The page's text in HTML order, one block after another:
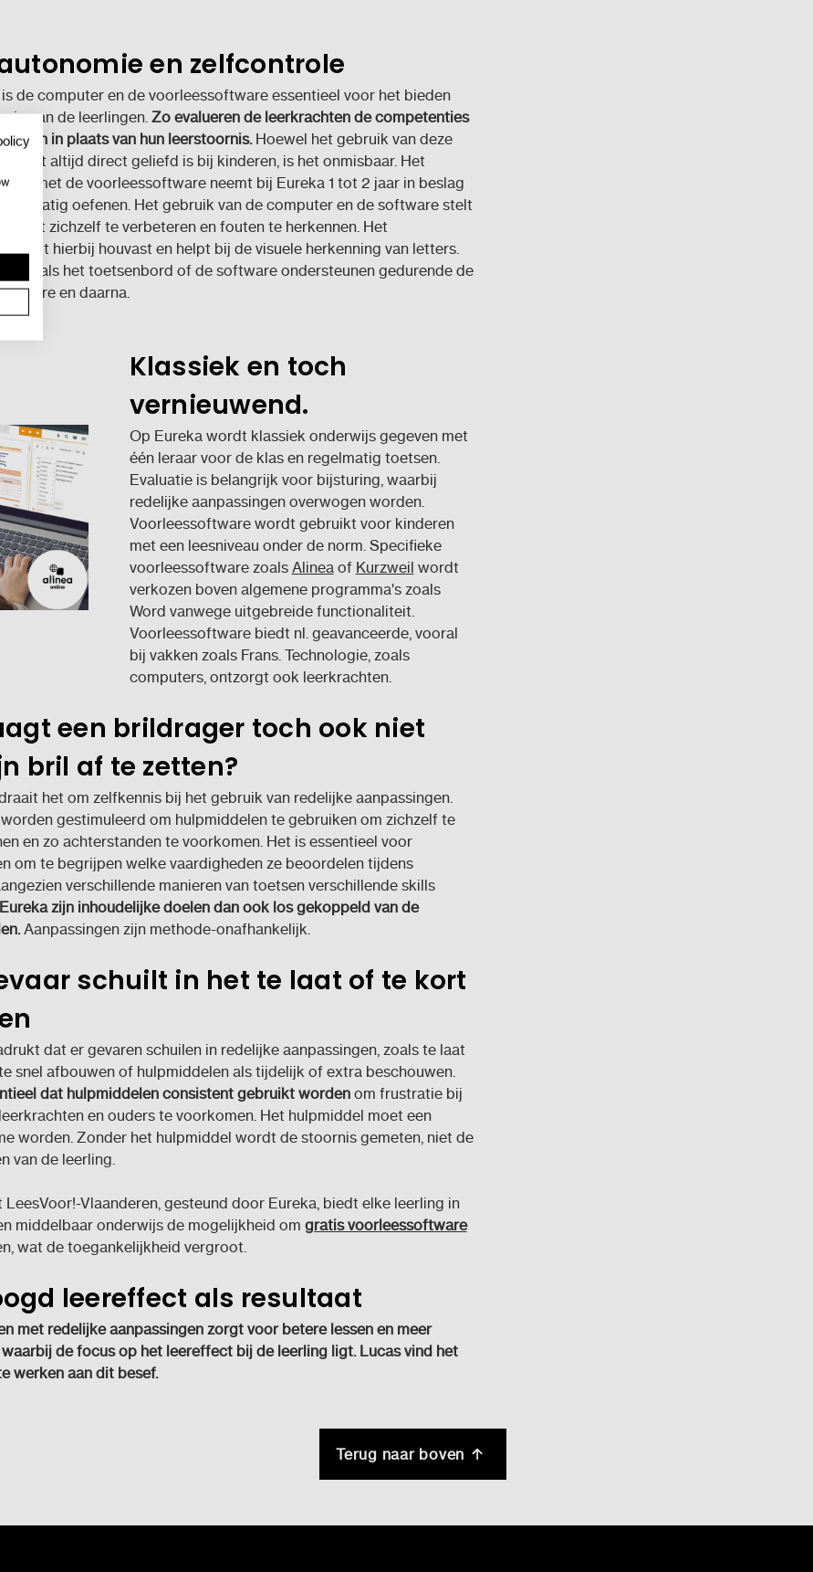
en zelfcontrole
de computer en de voorleessoftware essentieel voor het bieden
aan de leerlingen. Zo evalueren de leerkrachten de competenties
in plaats van hun leerstoornis.Hoewel het gebruik van deze
niet altijd direct geliefd is bij kinderen, is het onmisbaar. Het
met de voorleessoftware neemt bij Eureka 1 tot 2 jaar in beslag
oefenen. Het gebruik van de computer en de software stelt
staat zichzelf te verbeteren en fouten te herkennen. Het
biedt hierbij houvast en helpt bij de visuele herkenning van letters.
zoals het toetsenbord of de software ondersteunen gedurende de
en daarna.
Klassiek en toch
vernieuwend.
Op Eureka wordt klassiek onderwijs gegeven met
één leraar voor de klas en regelmatig toetsen.
Evaluatie is belangrijk voor bijsturing, waarbij
redelijke aanpassingen overwogen worden.
Voorleessoftware wordt gebruikt voor kinderen
met een leesniveau onder de norm. Specifieke
voorleessoftware zoals Alinea of Kurzweil wordt
verkozen boven algemene programma's zoals
Word vanwege uitgebreide functionaliteit.
Voorleessoftware biedt nl. geavanceerde, vooral
bij vakken zoals Frans. Technologie, zoals
computers, ontzorgt ook leerkrachten.
een brildrager toch ook niet
bril af te zetten?
het om zelfkennis bij het gebruik van redelijke aanpassingen.
gestimuleerd om hulpmiddelen te gebruiken om zichzelf te
en zo achterstanden te voorkomen. Het is essentieel voor
om te begrijpen welke vaardigheden ze beoordelen tijdens
verschillende manieren van toetsen verschillende skills
zijn inhoudelijke doelen dan ook los gekoppeld van de
Aanpassingen zijn methode-onafhankelijk.
schuilt in het te laat of te kort
dat er gevaren schuilen in redelijke aanpassingen, zoals te laat
snel afbouwen of hulpmiddelen als tijdelijk of extra beschouwen.
dat hulpmiddelen consistent gebruikt wordenom frustratie bij
en ouders te voorkomen. Het hulpmiddel moet een
worden. Zonder het hulpmiddel wordt de stoornis gemeten, niet de
van de leerling.
Vlaanderen, gesteund door Eureka, biedt elke leerling in
middelbaar onderwijs de mogelijkheid om gratis voorleessoftware
wat de toegankelijkheid vergroot.
leereffect als resultaat
met redelijke aanpassingen zorgt voor betere lessen en meer
waarbij de focus op het leereffect bij de leerling ligt. Lucas vind het
werken aan dit besef.
Terug naar boven